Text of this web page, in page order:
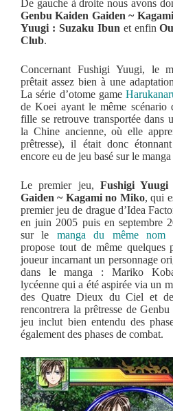
De gauche à droite nous avons
Genbu Kaiden Gaiden ~
Yuugi : Suzaku Ibun et enfin
Club.
Concernant Fushigi Yuugi, le
prêtait assez bien à une
La série d’otome game
de Koei ayant le même scénario
fille se retrouve transportée dans
la Chine ancienne, où elle
prêtresse), il était donc
encore eu de jeu basé sur le
Le premier jeu, Fushigi
Gaiden ~ Kagami no Miko, qui
premier jeu de drague d’Idea
en juin 2005 puis en septembre
sur le manga du même nom
propose tout de même quelques
joueur incarnant un personnage
dans le manga : Mariko
lycéenne qui a été aspirée via un
des Quatre Dieux du Ciel et
rencontrera la prêtresse de
jeu inclut bien entendu des
également des phases de combat.